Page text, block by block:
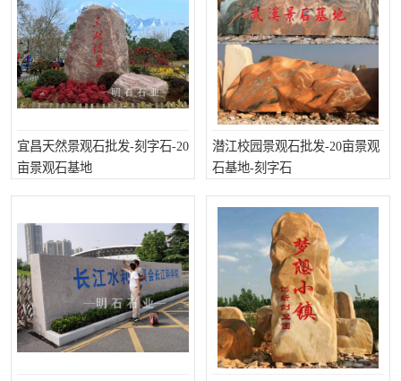
宜昌天然景观石批发-刻字石-20
亩景观石基地
潜江校园景观石批发-20亩景观
石基地-刻字石